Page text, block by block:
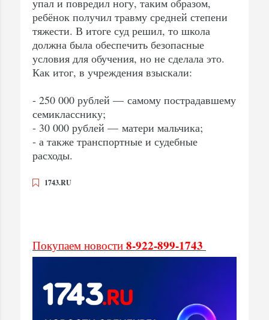
ребёнок получил травму средней степени
тяжести. В итоге суд решил, то школа
должна была обеспечить безопасные
условия для обучения, но не сделала это.
Как итог, в учреждения взыскали:
- 250 000 рублей — самому пострадавшему
семикласснику;
- 30 000 рублей — матери мальчика;
- а также транспортные и судебные
расходы.
1743.RU
Покупаем новости 8-922-899-1743